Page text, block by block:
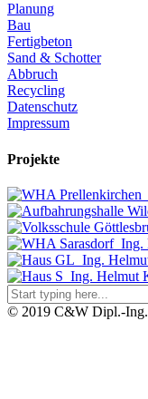
Planung
Bau
Fertigbeton
Sand & Schotter
Abbruch
Recycling
Datenschutz
Impressum
Projekte
© 2019 C&W Dipl.-Ing.